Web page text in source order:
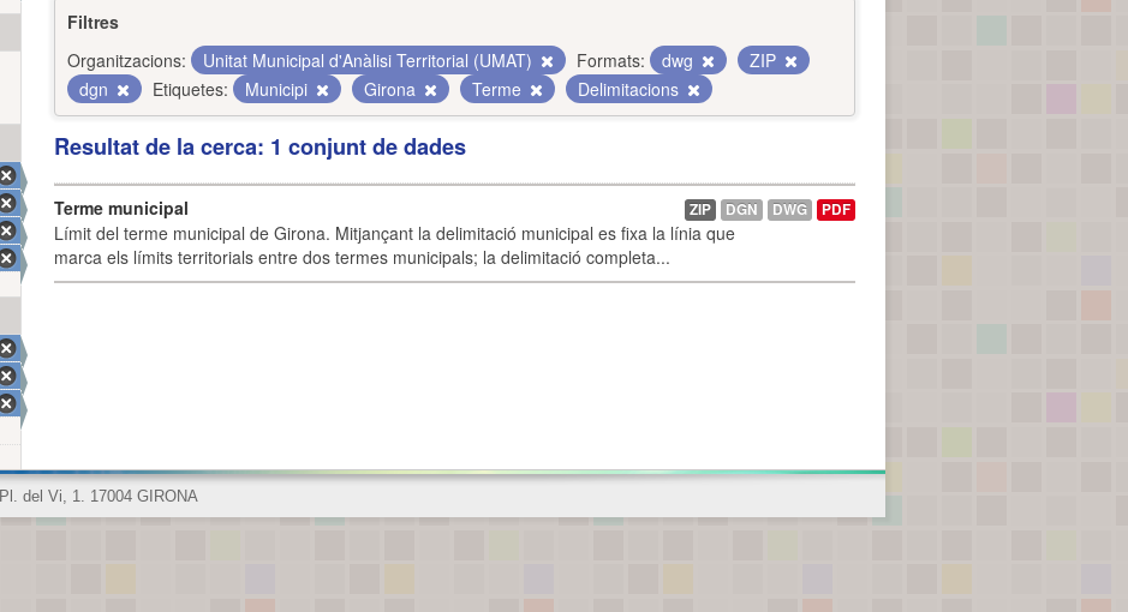
Filtres
Organitzacions:
Unitat Municipal d'Anàlisi Territorial (UMAT) Formats: dwg
ZIP
dgn
Etiquetes: Municipi Girona Terme Delimitacions
Resultat de la cerca: 1 conjunt de dades
Terme municipal
Límit del terme municipal de Girona. Mitjançant la delimitació municipal es fixa la línia que
marca els límits territorials entre dos termes municipals; la delimitació completa...
ZIP DGN DWG PDF
Pl. del Vi, 1. 17004 GIRONA